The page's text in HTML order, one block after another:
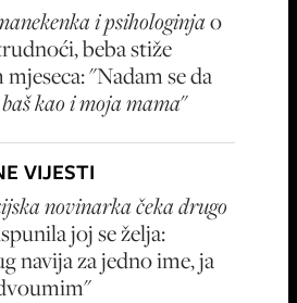
i psihologinjao
beba stiže
"Nadam se da
baš kao i moja mama"
VIJESTI
novinarka čeka drugo
joj se želja:
navija za jedno ime, ja